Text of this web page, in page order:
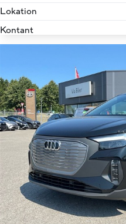
Lokation
Kontant